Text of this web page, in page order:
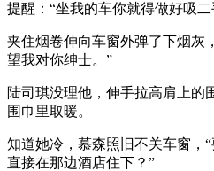
提醒：“坐我的车你就得做好吸
夹住烟卷伸向车窗外弹了下烟灰
望我对你绅士。”
陆司琪没理他，伸手拉高肩上的
围巾里取暖。
知道她冷，慕森照旧不关车窗，
直接在那边酒店住下？”